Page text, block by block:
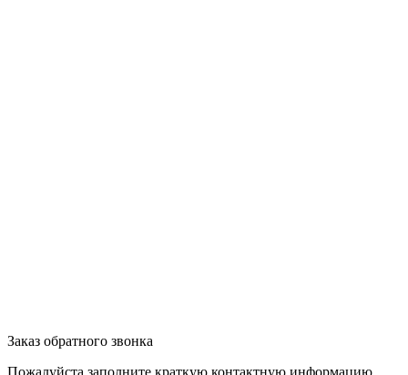
Заказ обратного звонка
Пожалуйста заполните краткую контактную информацию.